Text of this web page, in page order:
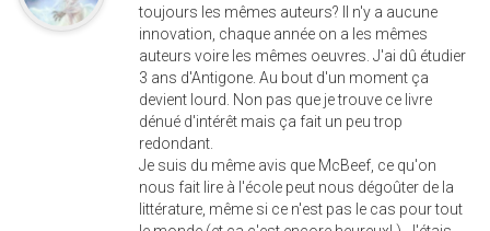
toujours les mêmes auteurs? Il n'y a aucune
innovation, chaque année on a les mêmes
auteurs voire les mêmes oeuvres. J'ai dû étudier
3 ans d'Antigone. Au bout d'un moment ça
devient lourd. Non pas que je trouve ce livre
dénué d'intérêt mais ça fait un peu trop
redondant.
Je suis du même avis que McBeef, ce qu'on
nous fait lire à l'école peut nous dégoûter de la
littérature, même si ce n'est pas le cas pour tout